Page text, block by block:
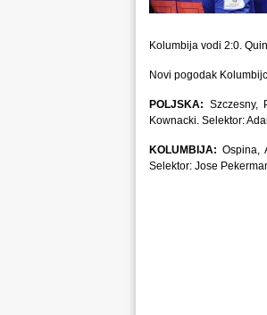
Kolumbija vodi 2:0.
Novi pogodak
POLJSKA: Szczesny,
Kownacki. Selektor:
KOLUMBIJA: Ospina,
Selektor: Jose